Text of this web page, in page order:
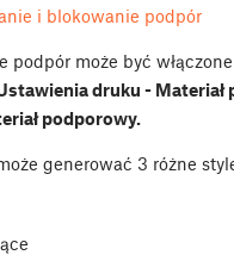
i blokowanie podpór
podpór może być
druku - Materiał
podporowy.
generować 3 różne